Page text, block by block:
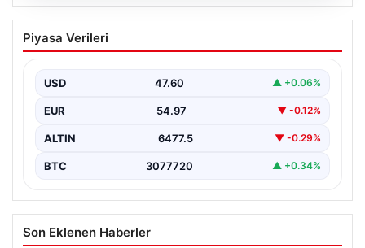
Enflasyon verileri ne zaman
açıklanacak? 2026 TÜİK mart ayı
Piyasa Verileri
USD 47.60 ▲ +0.06%
EUR 54.97 ▼ -0.12%
ALTIN 6477.5 ▼ -0.29%
BTC 3077720 ▲ +0.34%
Son Eklenen Haberler